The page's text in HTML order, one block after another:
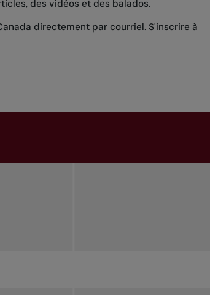
des vidéos et des balados.
directement par courriel. S'inscrire à